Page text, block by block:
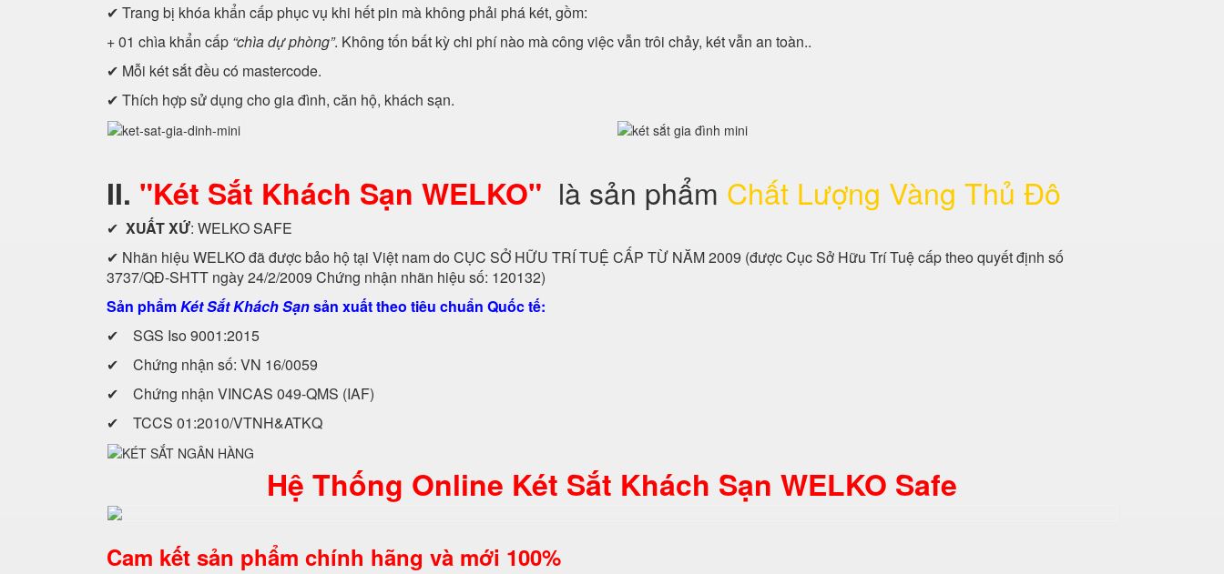
✔ Trang bị khóa khẩn cấp phục vụ khi hết pin mà không phải phá két, gồm:
+ 01 chìa khẩn cấp “chìa dự phòng”. Không tốn bất kỳ chi phí nào mà công việc vẫn trôi chảy, két vẫn an toàn..
✔ Mỗi két sắt đều có mastercode.
✔ Thích hợp sử dụng cho gia đình, căn hộ, khách sạn.
II. "Két Sắt Khách Sạn WELKO" là sản phẩm Chất Lượng Vàng Thủ Đô
✔ XUẤT XỨ: WELKO SAFE
✔ Nhãn hiệu WELKO đã được bảo hộ tại Việt nam do CỤC SỞ HỮU TRÍ TUỆ CẤP TỪ NĂM 2009 (được Cục Sở Hữu Trí Tuệ cấp theo quyết định số
3737/QĐ-SHTT ngày 24/2/2009 Chứng nhận nhãn hiệu số: 120132)
Sản phẩmKét Sắt Khách Sạnsản xuất theo tiêu chuẩn Quốc tế:
✔ SGS Iso 9001:2015
✔ Chứng nhận số: VN 16/0059
✔ Chứng nhận VINCAS 049-QMS (IAF)
✔ TCCS 01:2010/VTNH&ATKQ
Hệ Thống Online Két Sắt Khách Sạn WELKO Safe
Cam kết sản phẩm chính hãng và mới 100%